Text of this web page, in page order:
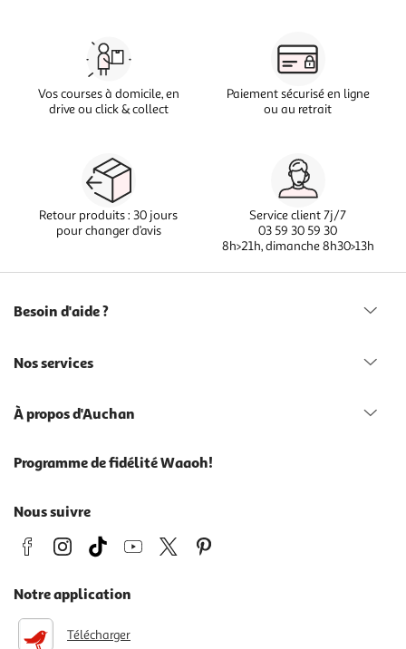
Vos courses à domicile, en
drive ou click & collect
Paiement sécurisé en ligne
ou au retrait
Retour produits : 30 jours
pour changer d’avis
Service client 7j/7
03 59 30 59 30
8h>21h, dimanche 8h30>13h
Besoin d'aide ?
Nos services
À propos d'Auchan
Programme de fidélité Waaoh!
Nous suivre
Notre application
Télécharger